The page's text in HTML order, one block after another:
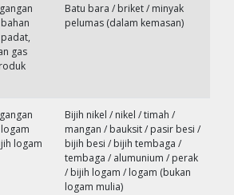
gas
Batu bara / briket / minyak
pelumas (dalam kemasan)
logam
Bijih nikel / nikel / timah /
mangan / bauksit / pasir besi /
bijih besi / bijih tembaga /
tembaga / alumunium / perak
/ bijih logam / logam (bukan
logam mulia)